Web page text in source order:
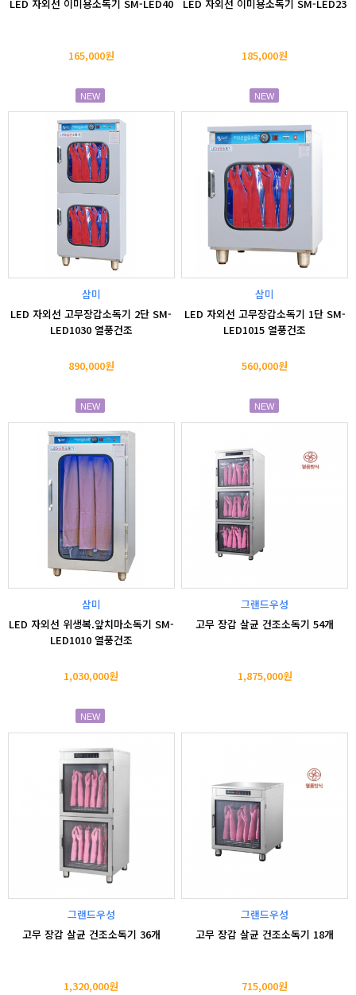
LED 자외선 이미용소독기 SM-LED40
165,000원
NEW
LED 자외선 이미용소독기 SM-LED23
185,000원
NEW
삼미
LED 자외선 고무장갑소독기 2단 SM-
LED1030 열풍건조
890,000원
NEW
삼미
LED 자외선 고무장갑소독기 1단 SM-
LED1015 열풍건조
560,000원
NEW
삼미
LED 자외선 위생복.앞치마소독기 SM-
LED1010 열풍건조
1,030,000원
NEW
그랜드우성
고무 장갑 살균 건조소독기 54개
1,875,000원
그랜드우성
고무 장갑 살균 건조소독기 36개
1,320,000원
그랜드우성
고무 장갑 살균 건조소독기 18개
715,000원